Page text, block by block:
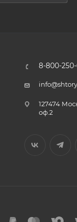
8-800-
127474
оф.2